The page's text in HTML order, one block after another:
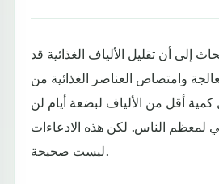
إلى أن تقليل الألياف الغذائية قد
وامتصاص العناصر الغذائية من
كمية أقل من الألياف لبضعة أيام لن
لمعظم الناس. لكن هذه الادعاءات
ليست صحيحة.